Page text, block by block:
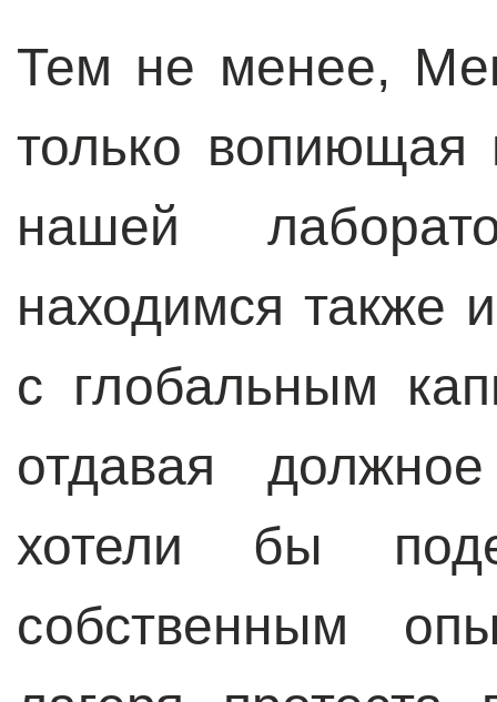
Тем не менее,
только
нашей
находимся также
с глобальным
отдавая
хотели бы
собственным